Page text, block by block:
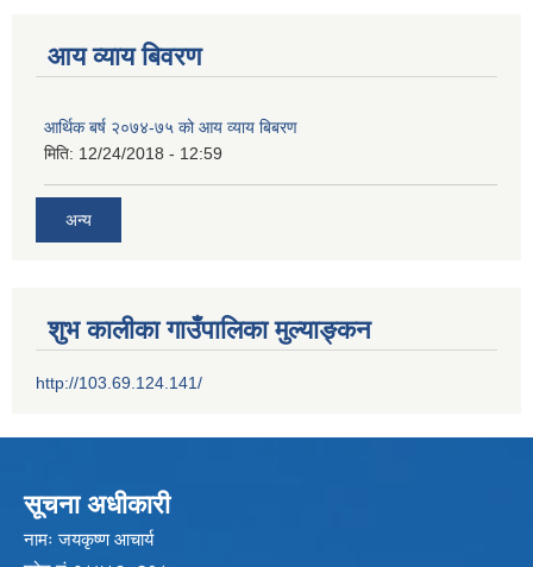
आय व्याय बिवरण
आर्थिक बर्ष २०७४-७५ को आय व्याय बिबरण
मिति: 12/24/2018 - 12:59
अन्य
शुभ कालीका गाउँपालिका मुल्याङ्कन
http://103.69.124.141/
सूचना अधीकारी
नामः जयकृष्ण आचार्य